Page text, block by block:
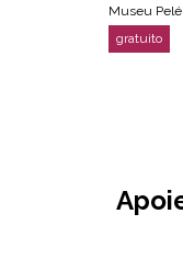
Museu Pelé